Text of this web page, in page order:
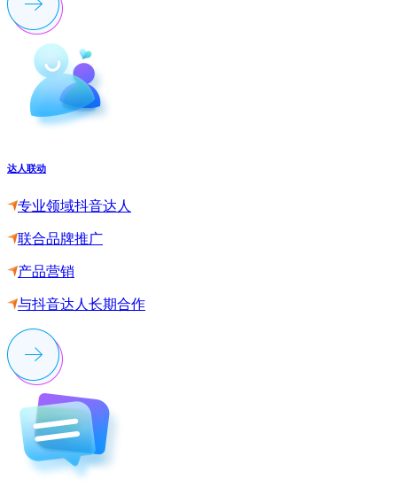
达人联动
专业领域抖音达人
联合品牌推广
产品营销
与抖音达人长期合作